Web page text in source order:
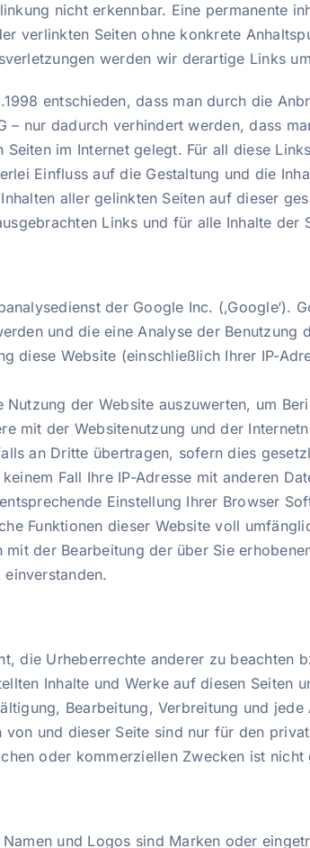
nicht erkennbar. Eine permanente
verlinkten Seiten ohne konkrete
werden wir derartige Links
entschieden, dass man durch die
nur dadurch verhindert werden, dass
im Internet gelegt. Für all diese
Einfluss auf die Gestaltung und die
aller gelinkten Seiten auf dieser
Links und für alle Inhalte der
der Google Inc. (‚Google‘).
und die eine Analyse der
diese Website (einschließlich Ihrer IP-
der Website auszuwerten, um
mit der Websitenutzung und der
an Dritte übertragen, sofern dies
Fall Ihre IP-Adresse mit anderen
Einstellung Ihrer Browser
Funktionen dieser Website voll
der Bearbeitung der über Sie
die Urheberrechte anderer zu beachten
Inhalte und Werke auf diesen Seiten
Bearbeitung, Verbreitung und
und dieser Seite sind nur für den
oder kommerziellen Zwecken ist nicht
und Logos sind Marken oder